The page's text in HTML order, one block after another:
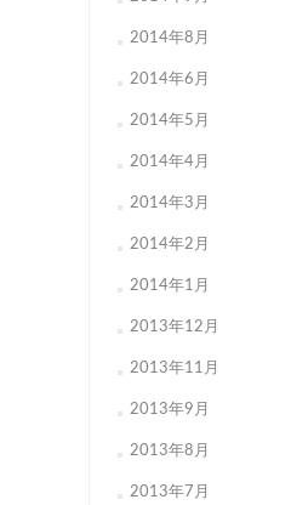
2014年8月
2014年6月
2014年5月
2014年4月
2014年3月
2014年2月
2014年1月
2013年12月
2013年11月
2013年9月
2013年8月
2013年7月